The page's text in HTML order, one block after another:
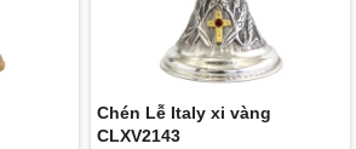
Chén Lễ Italy xi vàng
CLXV2143